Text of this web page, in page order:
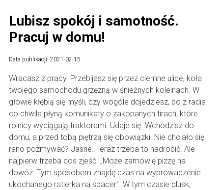
Lubisz spokój i samotność.
Pracuj w domu!
Data publikacji: 2021-02-15
Wracasz z pracy. Przebijasz się przez ciemne ulice, koła
twojego samochodu grzęzną w śnieżnych koleinach. W
głowie kłębią się myśli, czy wogóle dojedziesz, bo z radia
co chwila płyną komunikaty o zakopanych tirach, które
rolnicy wyciągają traktorami. Udaje się. Wchodzisz do
domu, a przed tobą piętrzą się obowiązki. Nie chciało się
rano pozmywać? Jasne. Teraz trzeba to nadrobić. Ale
najpierw trzeba coś zjeść. „Może zamówię pizzę na
dowóz. Tym sposobem znajdę czas na wyprowadzenie
ukochanego ratlerka na spacer”. W tym czasie plusk,